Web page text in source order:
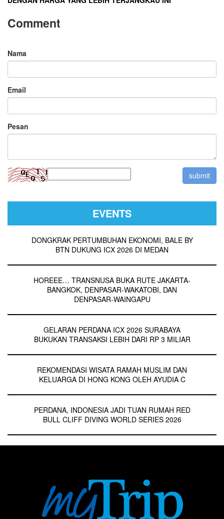
Comment
Nama
Email
Pesan
EVENTS
DONGKRAK PERTUMBUHAN EKONOMI, BALE BY
BTN DUKUNG ICX 2026 DI MEDAN
HOREEE… TRANSNUSA BUKA RUTE JAKARTA-
BANGKOK, DENPASAR-WAKATOBI, DAN
DENPASAR-WAINGAPU
GELARAN PERDANA ICX 2026 SURABAYA
BUKUKAN TRANSAKSI LEBIH DARI RP 3 MILIAR
REKOMENDASI WISATA RAMAH MUSLIM DAN
KELUARGA DI HONG KONG OLEH AYUDIA C
PERDANA, INDONESIA JADI TUAN RUMAH RED
BULL CLIFF DIVING WORLD SERIES 2026